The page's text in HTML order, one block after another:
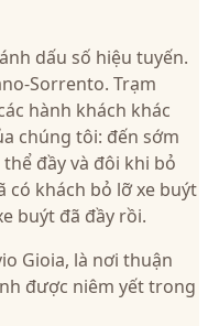
dấu số hiệu tuyến.
Sorrento. Trạm
hành khách khác
chúng tôi: đến sớm
đầy và đôi khi bỏ
có khách bỏ lỡ xe buýt
buýt đã đầy rồi.
Gioia, là nơi thuận
được niêm yết trong